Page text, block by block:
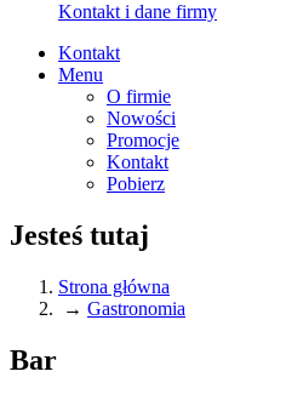
Kontakt i dane firmy
Kontakt
Menu
O firmie
Nowości
Promocje
Kontakt
Pobierz
Jesteś tutaj
Strona główna
→ Gastronomia
Bar